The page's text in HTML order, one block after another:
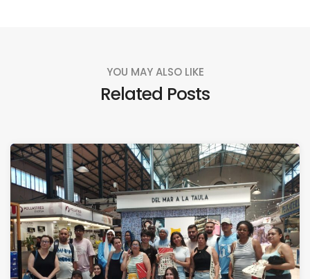
YOU MAY ALSO LIKE
Related Posts